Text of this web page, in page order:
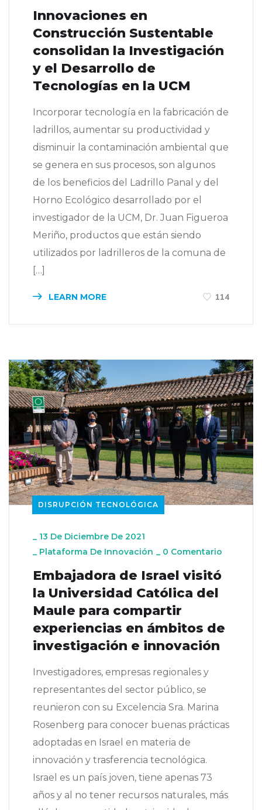
Innovaciones en
Construcción Sustentable
consolidan la Investigación
y el Desarrollo de
Tecnologías en la UCM
Incorporar tecnología en la fabricación de
ladrillos, aumentar su productividad y
disminuir la contaminación ambiental que
se genera en sus procesos, son algunos
de los beneficios del Ladrillo Panal y del
Horno Ecológico desarrollado por el
investigador de la UCM, Dr. Juan Figueroa
Meriño, productos que están siendo
utilizados por ladrilleros de la comuna de
[…]
LEARN MORE 114
DISRUPCIÓN TECNOLÓGICA
_ 13 De Diciembre De 2021
_ Plataforma De Innovación _ 0 Comentario
Embajadora de Israel visitó
la Universidad Católica del
Maule para compartir
experiencias en ámbitos de
investigación e innovación
Investigadores, empresas regionales y
representantes del sector público, se
reunieron con su Excelencia Sra. Marina
Rosenberg para conocer buenas prácticas
adoptadas en Israel en materia de
innovación y trasferencia tecnológica.
Israel es un país joven, tiene apenas 73
años y al no tener recursos naturales, más